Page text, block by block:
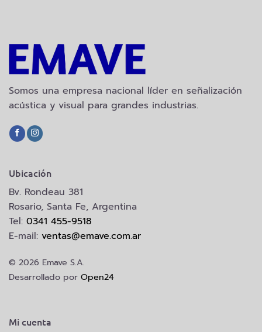
Somos una empresa nacional líder en señalización
acústica y visual para grandes industrias.
Mi cuenta
Ubicación
Bv. Rondeau 381
Rosario, Santa Fe, Argentina
Tel: 0341 455-9518
E-mail: ventas@emave.com.ar
© 2026 Emave S.A.
Desarrollado por Open24